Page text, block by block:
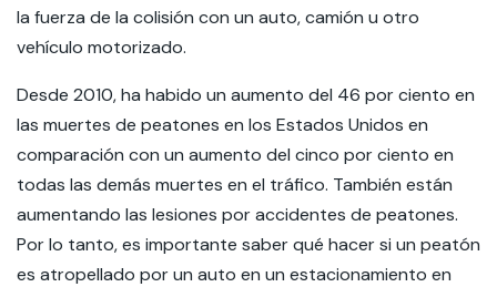
la fuerza de la colisión con un auto, camión u otro
vehículo motorizado.
Desde 2010, ha habido un aumento del 46 por ciento en
las muertes de peatones en los Estados Unidos en
comparación con un aumento del cinco por ciento en
todas las demás muertes en el tráfico. También están
aumentando las lesiones por accidentes de peatones.
Por lo tanto, es importante saber qué hacer si un peatón
es atropellado por un auto en un estacionamiento en